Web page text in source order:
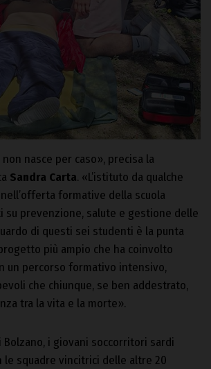
nasce per caso», precisa la
Sandra Carta. «L’istituto da qualche
formative della scuola
su prevenzione, salute e gestione delle
di questi sei studenti è la punta
più ampio che ha coinvolto
un percorso formativo intensivo,
che chiunque, se ben addestrato,
tra la vita e la morte».
i giovani soccorritori sardi
le squadre vincitrici delle altre 20